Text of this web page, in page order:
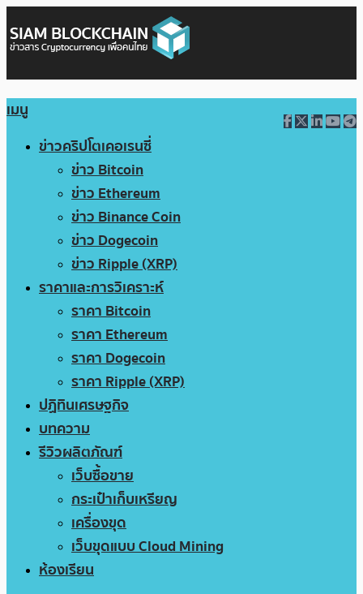
เมนู
ข่าวคริปโตเคอเรนซี่
ข่าว Bitcoin
ข่าว Ethereum
ข่าว Binance Coin
ข่าว Dogecoin
ข่าว Ripple (XRP)
ราคาและการวิเคราะห์
ราคา Bitcoin
ราคา Ethereum
ราคา Dogecoin
ราคา Ripple (XRP)
ปฏิทินเศรษฐกิจ
บทความ
รีวิวผลิตภัณฑ์
เว็บซื้อขาย
กระเป๋าเก็บเหรียญ
เครื่องขุด
เว็บขุดแบบ Cloud Mining
ห้องเรียน